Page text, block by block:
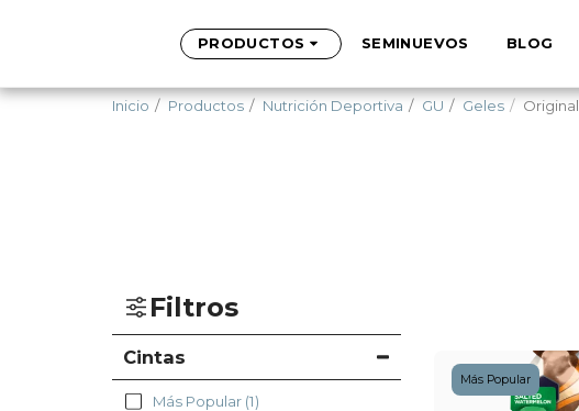
PRODUCTOS SEMINUEVOS BLOG
Inicio Productos Nutrición Deportiva GU Geles Original
Filtros
Cintas
Más Popular(1)
Más Popular